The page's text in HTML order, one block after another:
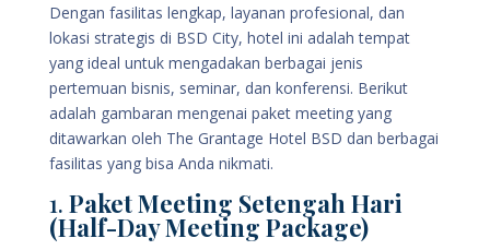
Dengan fasilitas lengkap, layanan profesional, dan
lokasi strategis di BSD City, hotel ini adalah tempat
yang ideal untuk mengadakan berbagai jenis
pertemuan bisnis, seminar, dan konferensi. Berikut
adalah gambaran mengenai paket meeting yang
ditawarkan oleh The Grantage Hotel BSD dan berbagai
fasilitas yang bisa Anda nikmati.
1. Paket Meeting Setengah Hari
(Half-Day Meeting Package)